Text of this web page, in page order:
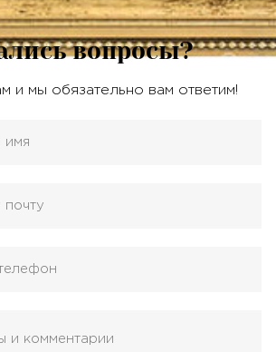
вопросы?
и мы обязательно вам ответим!